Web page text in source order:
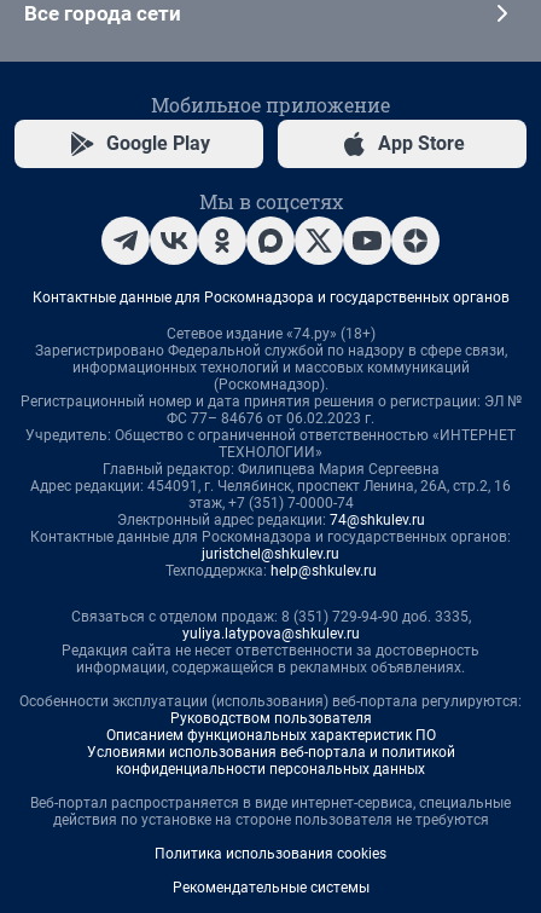
Все города сети
Мобильное приложение
Google Play App Store
Мы в соцсетях
Контактные данные для Роскомнадзора и государственных органов
Сетевое издание «74.ру» (18+)
Зарегистрировано Федеральной службой по надзору в сфере связи,
информационных технологий и массовых коммуникаций
(Роскомнадзор).
Регистрационный номер и дата принятия решения о регистрации: ЭЛ №
ФС 77– 84676 от 06.02.2023 г.
Учредитель: Общество с ограниченной ответственностью «ИНТЕРНЕТ
ТЕХНОЛОГИИ»
Главный редактор: Филипцева Мария Сергеевна
Адрес редакции: 454091, г. Челябинск, проспект Ленина, 26А, стр.2, 16
этаж, +7 (351) 7-0000-74
Электронный адрес редакции: 74@shkulev.ru
Контактные данные для Роскомнадзора и государственных органов:
juristchel@shkulev.ru
Техподдержка: help@shkulev.ru
Связаться с отделом продаж: 8 (351) 729-94-90 доб. 3335,
yuliya.latypova@shkulev.ru
Редакция сайта не несет ответственности за достоверность
информации, содержащейся в рекламных объявлениях.
Особенности эксплуатации (использования) веб-портала регулируются:
Руководством пользователя
Описанием функциональных характеристик ПО
Условиями использования веб-портала и политикой
конфиденциальности персональных данных
Веб-портал распространяется в виде интернет-сервиса, специальные
действия по установке на стороне пользователя не требуются
Политика использования cookies
Рекомендательные системы